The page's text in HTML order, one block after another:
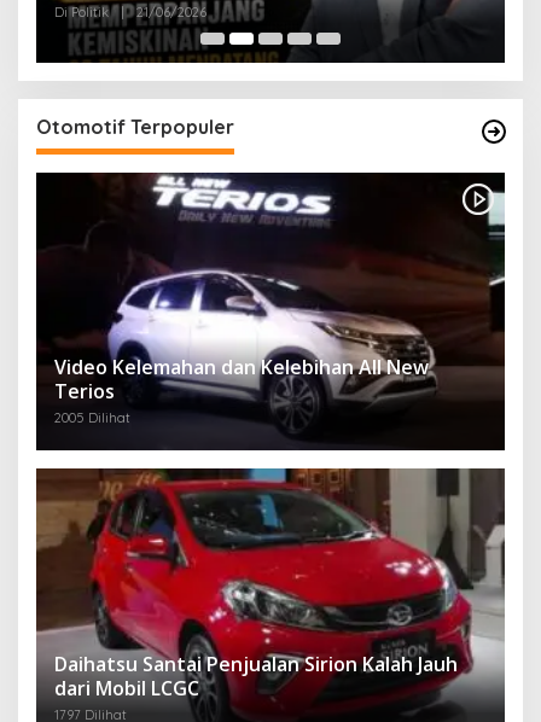
Di Politik 21/06/2026
Otomotif Terpopuler
Video Kelemahan dan Kelebihan All New
Terios
2005 Dilihat
Daihatsu Santai Penjualan Sirion Kalah Jauh
dari Mobil LCGC
1797 Dilihat